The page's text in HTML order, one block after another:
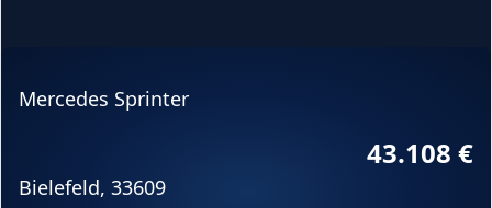
Mercedes Sprinter
43.108 €
Bielefeld, 33609